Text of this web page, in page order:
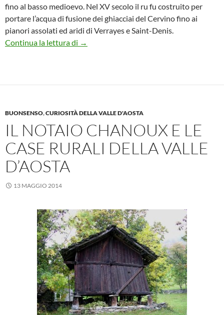
fino al basso medioevo. Nel XV secolo il ru fu costruito per
portare l’acqua di fusione dei ghiacciai del Cervino fino ai
pianori assolati ed aridi di Verrayes e Saint-Denis.
Continua la lettura di Ru Marseiller
→
BUONSENSO,CURIOSITÀ DELLA VALLE D'AOSTA
IL NOTAIO CHANOUX E LE
CASE RURALI DELLA VALLE
D’AOSTA
13 MAGGIO 2014